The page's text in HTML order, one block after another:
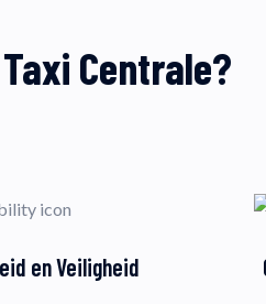
Centrale?
en Veiligheid